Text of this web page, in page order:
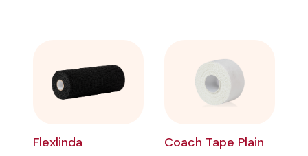
Flexlinda Coach Tape Plain